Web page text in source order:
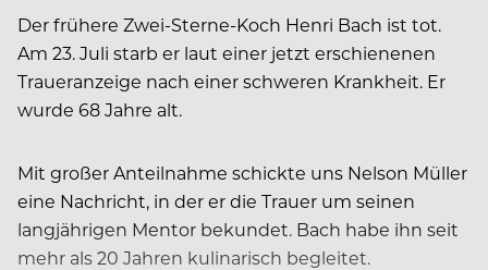
Der frühere Zwei-Sterne-Koch Henri Bach ist tot.
Am 23. Juli starb er laut einer jetzt erschienenen
Traueranzeige nach einer schweren Krankheit. Er
wurde 68 Jahre alt.
Mit großer Anteilnahme schickte uns Nelson Müller
eine Nachricht, in der er die Trauer um seinen
langjährigen Mentor bekundet. Bach habe ihn seit
mehr als 20 Jahren kulinarisch begleitet.